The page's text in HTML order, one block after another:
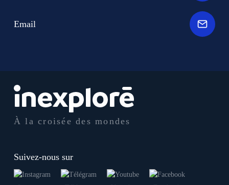
À la croisée des mondes
Suivez-nous sur
Email